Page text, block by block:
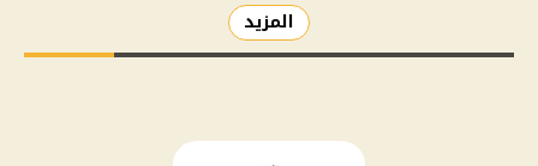
المزيد